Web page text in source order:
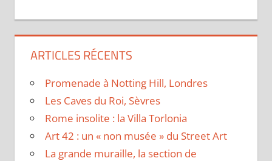
ARTICLES RÉCENTS
Promenade à Notting Hill, Londres
Les Caves du Roi, Sèvres
Rome insolite : la Villa Torlonia
Art 42 : un « non musée » du Street Art
La grande muraille, la section de